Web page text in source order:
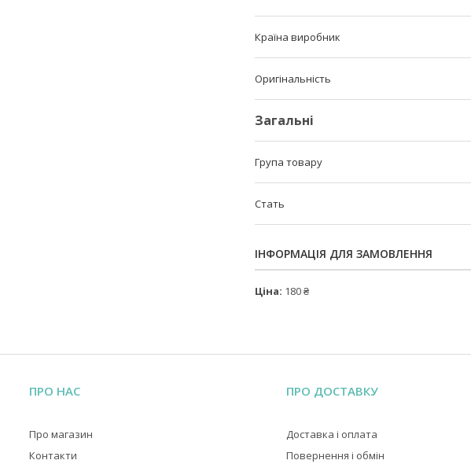
Країна виробник
Оригінальність
Загальні
Група товару
Стать
ІНФОРМАЦІЯ ДЛЯ ЗАМОВЛЕННЯ
Ціна: 180 ₴
ПРО НАС
Про магазин
Контакти
ПРО ДОСТАВКУ
Доставка і оплата
Повернення і обмін